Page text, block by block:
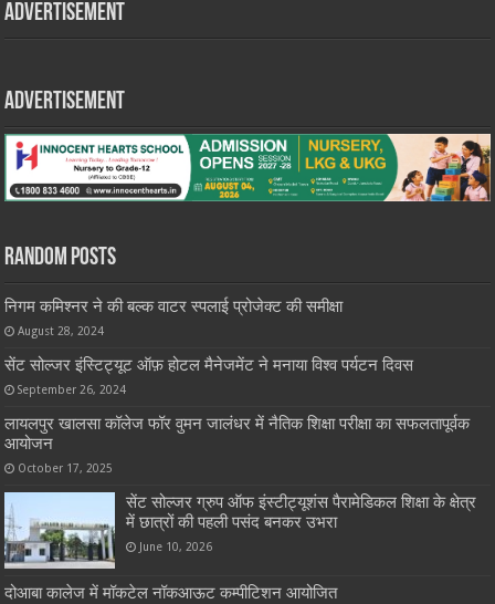
Advertisement
Advertisement
Random Posts
निगम कमिश्नर ने की बल्क वाटर स्पलाई प्रोजेक्ट की समीक्षा
August 28, 2024
सेंट सोल्जर इंस्टिट्यूट ऑफ़ होटल मैनेजमेंट ने मनाया विश्व पर्यटन दिवस
September 26, 2024
लायलपुर खालसा कॉलेज फॉर वुमन जालंधर में नैतिक शिक्षा परीक्षा का सफलतापूर्वक
आयोजन
October 17, 2025
सेंट सोल्जर ग्रुप ऑफ इंस्टीट्यूशंस पैरामेडिकल शिक्षा के क्षेत्र
में छात्रों की पहली पसंद बनकर उभरा
June 10, 2026
दोआबा कालेज में मॉकटेल नॉकआऊट कम्पीटिशन आयोजित